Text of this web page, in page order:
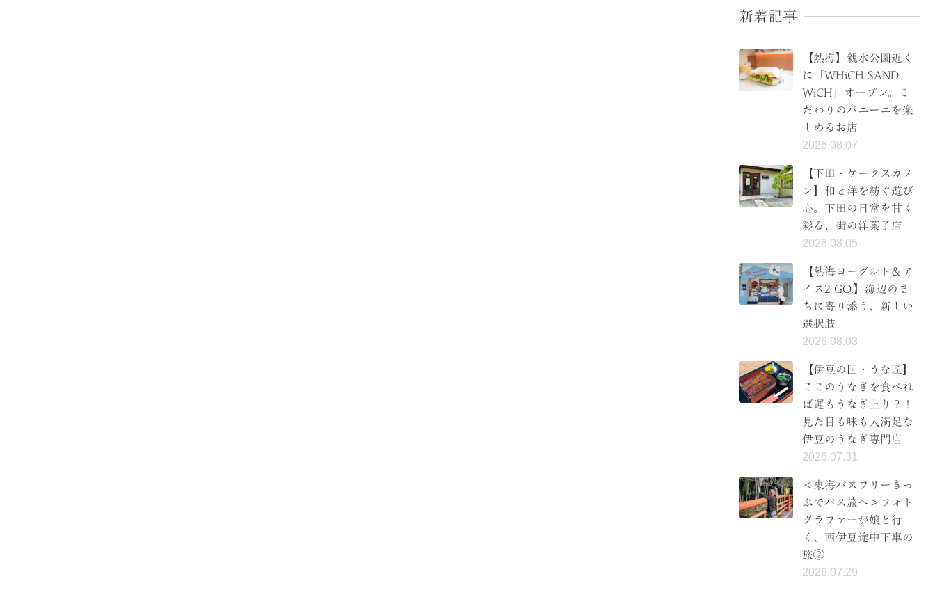
新着記事
【熱海】親水公園近く
に「WHiCH SAND
WiCH」オープン。こ
だわりのパニーニを楽
しめるお店
2026.08.07
【下田・ケークスカノ
ン】和と洋を紡ぐ遊び
心。下田の日常を甘く
彩る、街の洋菓子店
2026.08.05
【熱海ヨーグルト＆ア
イス2 GO.】海辺のま
ちに寄り添う、新しい
選択肢
2026.08.03
【伊豆の国・うな匠】
ここのうなぎを食べれ
ば運もうなぎ上り？！
見た目も味も大満足な
伊豆のうなぎ専門店
2026.07.31
＜東海バスフリーきっ
ぷでバス旅へ＞フォト
グラファーが娘と行
く、西伊豆途中下車の
旅②
2026.07.29